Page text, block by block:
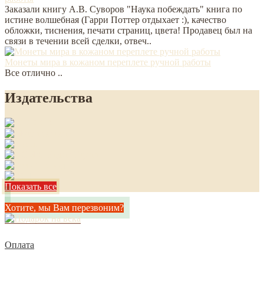
Заказали книгу А.В. Суворов "Наука побеждать" книга по
истине волшебная (Гарри Поттер отдыхает :), качество
обложки, тиснения, печати страниц, цвета! Продавец был на
связи в течении всей сделки, отвеч..
Монеты мира в кожаном переплете ручной работы
Все отлично ..
Издательства
Показать все
Хотите, мы Вам перезвоним?
Оплата